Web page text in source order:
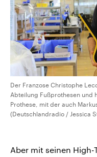
Der Franzose Christophe
Abteilung Fußprothesen und
Prothese, mit der auch
(Deutschlandradio / Jessica
Aber mit seinen